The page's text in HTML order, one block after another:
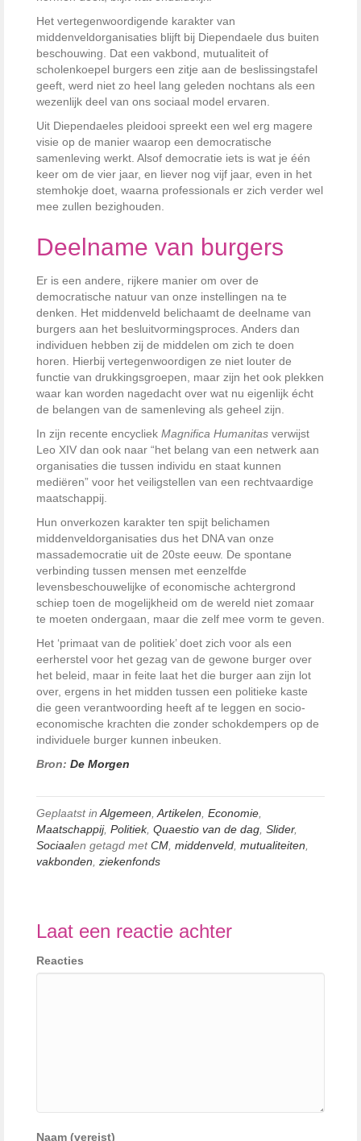
Het vertegenwoordigende karakter van
middenveldorganisaties blijft bij Diependaele dus buiten
beschouwing. Dat een vakbond, mutualiteit of
scholenkoepel burgers een zitje aan de beslissingstafel
geeft, werd niet zo heel lang geleden nochtans als een
wezenlijk deel van ons sociaal model ervaren.
Uit Diependaeles pleidooi spreekt een wel erg magere
visie op de manier waarop een democratische
samenleving werkt. Alsof democratie iets is wat je één
keer om de vier jaar, en liever nog vijf jaar, even in het
stemhokje doet, waarna professionals er zich verder wel
mee zullen bezighouden.
Deelname van burgers
Er is een andere, rijkere manier om over de
democratische natuur van onze instellingen na te
denken. Het middenveld belichaamt de deelname van
burgers aan het besluitvormingsproces. Anders dan
individuen hebben zij de middelen om zich te doen
horen. Hierbij vertegenwoordigen ze niet louter de
functie van drukkingsgroepen, maar zijn het ook plekken
waar kan worden nagedacht over wat nu eigenlijk écht
de belangen van de samenleving als geheel zijn.
In zijn recente encycliek Magnifica Humanitas verwijst
Leo XIV dan ook naar “het belang van een netwerk aan
organisaties die tussen individu en staat kunnen
mediëren” voor het veiligstellen van een rechtvaardige
maatschappij.
Hun onverkozen karakter ten spijt belichamen
middenveldorganisaties dus het DNA van onze
massademocratie uit de 20ste eeuw. De spontane
verbinding tussen mensen met eenzelfde
levensbeschouwelijke of economische achtergrond
schiep toen de mogelijkheid om de wereld niet zomaar
te moeten ondergaan, maar die zelf mee vorm te geven.
Het ‘primaat van de politiek’ doet zich voor als een
eerherstel voor het gezag van de gewone burger over
het beleid, maar in feite laat het die burger aan zijn lot
over, ergens in het midden tussen een politieke kaste
die geen verantwoording heeft af te leggen en socio-
economische krachten die zonder schokdempers op de
individuele burger kunnen inbeuken.
Bron: De Morgen
Geplaatst inAlgemeen,Artikelen, Economie,
Maatschappij, Politiek, Quaestio van de dag, Slider,
Sociaalen getagd metCM, middenveld, mutualiteiten,
vakbonden, ziekenfonds
Laat een reactie achter
Reacties
Naam (vereist)